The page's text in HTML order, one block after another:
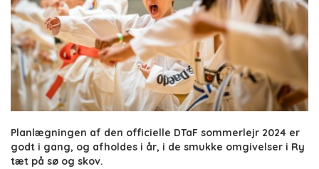
Planlægningen af den officielle DTaF sommerlejr 2024 er
godt i gang, og afholdes i år, i de smukke omgivelser i Ry
tæt på sø og skov.